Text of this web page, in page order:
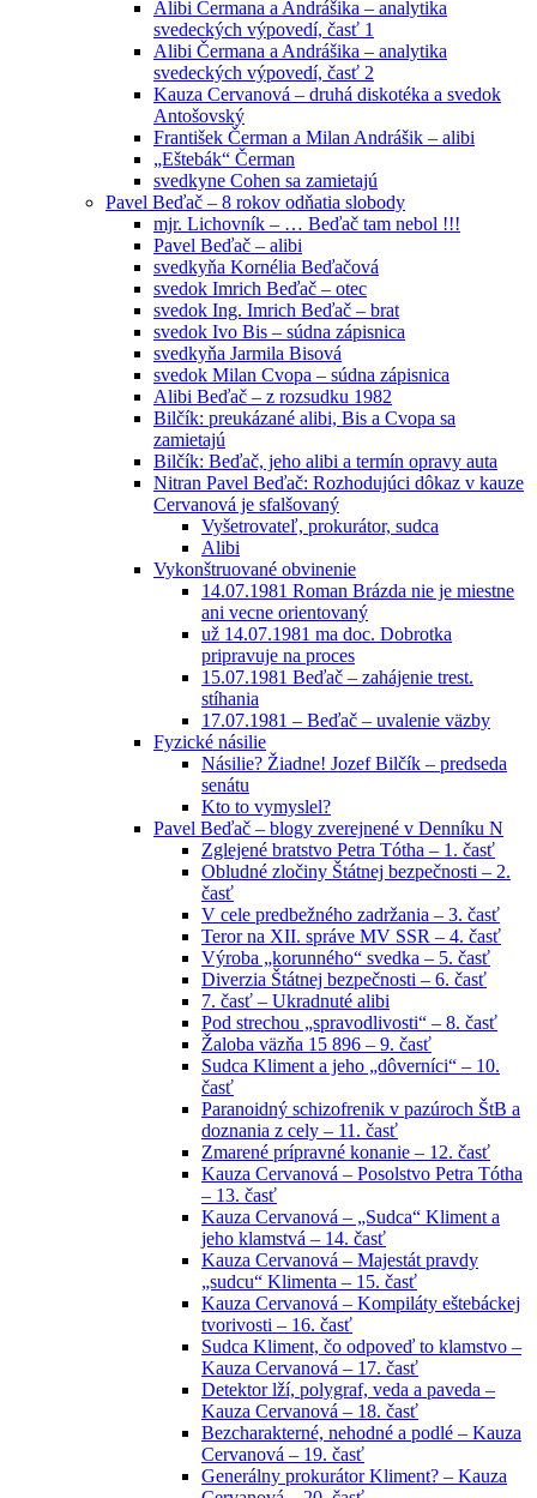
Alibi Čermana a Andrášika – analytika
svedeckých výpovedí, časť 1
Alibi Čermana a Andrášika – analytika
svedeckých výpovedí, časť 2
Kauza Cervanová – druhá diskotéka a svedok
Antošovský
František Čerman a Milan Andrášik – alibi
„Eštebák“ Čerman
svedkyne Cohen sa zamietajú
Pavel Beďač – 8 rokov odňatia slobody
mjr. Lichovník – … Beďač tam nebol !!!
Pavel Beďač – alibi
svedkyňa Kornélia Beďačová
svedok Imrich Beďač – otec
svedok Ing. Imrich Beďač – brat
svedok Ivo Bis – súdna zápisnica
svedkyňa Jarmila Bisová
svedok Milan Cvopa – súdna zápisnica
Alibi Beďač – z rozsudku 1982
Bilčík: preukázané alibi, Bis a Cvopa sa
zamietajú
Bilčík: Beďač, jeho alibi a termín opravy auta
Nitran Pavel Beďač: Rozhodujúci dôkaz v kauze
Cervanová je sfalšovaný
Vyšetrovateľ, prokurátor, sudca
Alibi
Vykonštruované obvinenie
14.07.1981 Roman Brázda nie je miestne
ani vecne orientovaný
už 14.07.1981 ma doc. Dobrotka
pripravuje na proces
15.07.1981 Beďač – zahájenie trest.
stíhania
17.07.1981 – Beďač – uvalenie väzby
Fyzické násilie
Násilie? Žiadne! Jozef Bilčík – predseda
senátu
Kto to vymyslel?
Pavel Beďač – blogy zverejnené v Denníku N
Zglejené bratstvo Petra Tótha – 1. časť
Obludné zločiny Štátnej bezpečnosti – 2.
časť
V cele predbežného zadržania – 3. časť
Teror na XII. správe MV SSR – 4. časť
Výroba „korunného“ svedka – 5. časť
Diverzia Štátnej bezpečnosti – 6. časť
7. časť – Ukradnuté alibi
Pod strechou „spravodlivosti“ – 8. časť
Žaloba väzňa 15 896 – 9. časť
Sudca Kliment a jeho „dôverníci“ – 10.
časť
Paranoidný schizofrenik v pazúroch ŠtB a
doznania z cely – 11. časť
Zmarené prípravné konanie – 12. časť
Kauza Cervanová – Posolstvo Petra Tótha
– 13. časť
Kauza Cervanová – „Sudca“ Kliment a
jeho klamstvá – 14. časť
Kauza Cervanová – Majestát pravdy
„sudcu“ Klimenta – 15. časť
Kauza Cervanová – Kompiláty eštebáckej
tvorivosti – 16. časť
Sudca Kliment, čo odpoveď to klamstvo –
Kauza Cervanová – 17. časť
Detektor lží, polygraf, veda a paveda –
Kauza Cervanová – 18. časť
Bezcharakterné, nehodné a podlé – Kauza
Cervanová – 19. časť
Generálny prokurátor Kliment? – Kauza